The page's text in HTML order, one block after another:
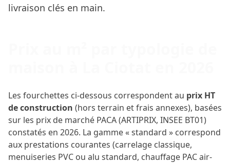
livraison clés en main.
Les fourchettes ci-dessous correspondent au prix HT
de construction (hors terrain et frais annexes), basées
sur les prix de marché PACA (ARTIPRIX, INSEE BT01)
constatés en 2026. La gamme « standard » correspond
aux prestations courantes (carrelage classique,
menuiseries PVC ou alu standard, chauffage PAC air-